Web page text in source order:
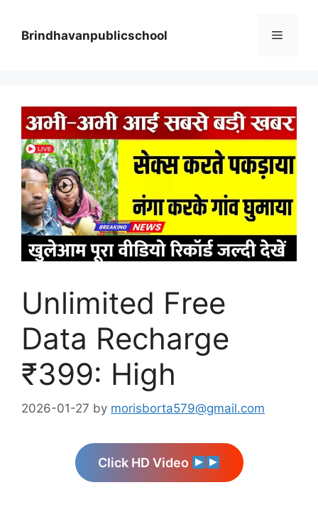
content
Brindhavanpublicschool Menu
Unlimited Free
Data Recharge
₹399: High
2026-01-27 by morisborta579@gmail.com
Click HD Video